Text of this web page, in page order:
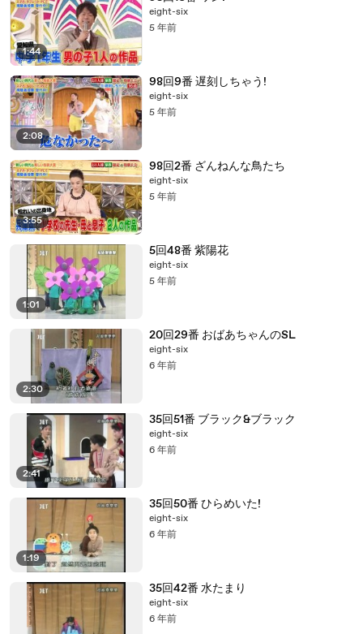
1:44
eight-six
5 年前
2:08
98回9番 遅刻しちゃう!
eight-six
5 年前
3:55
98回2番 ざんねんな鳥たち
eight-six
5 年前
1:01
5回48番 紫陽花
eight-six
5 年前
2:30
20回29番 おばあちゃんのSL
eight-six
6 年前
2:41
35回51番 ブラック&ブラック
eight-six
6 年前
1:19
35回50番 ひらめいた!
eight-six
6 年前
35回42番 水たまり
eight-six
6 年前